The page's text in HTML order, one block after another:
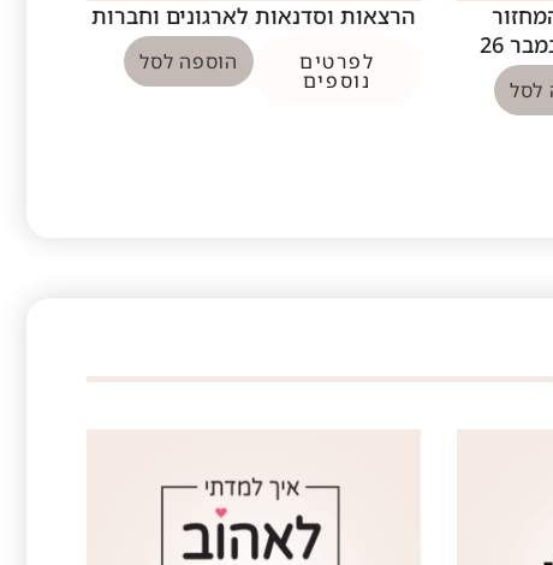
26
לסל
הרצאות וסדנאות לארגונים וחברות
לפרטים
נוספים
הוספה לסל